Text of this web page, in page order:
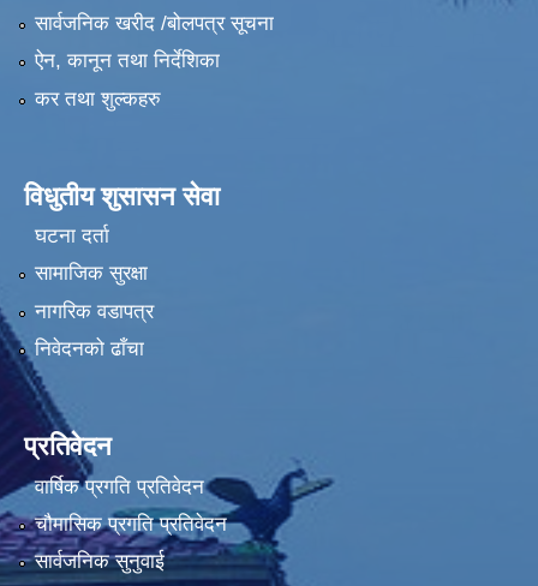
सार्वजनिक खरीद /बोलपत्र सूचना
ऐन, कानून तथा निर्देशिका
कर तथा शुल्कहरु
विधुतीय शुसासन सेवा
घटना दर्ता
सामाजिक सुरक्षा
नागरिक वडापत्र
निवेदनको ढाँचा
प्रतिवेदन
वार्षिक प्रगति प्रतिवेदन
चौमासिक प्रगति प्रतिवेदन
सार्वजनिक सुनुवाई